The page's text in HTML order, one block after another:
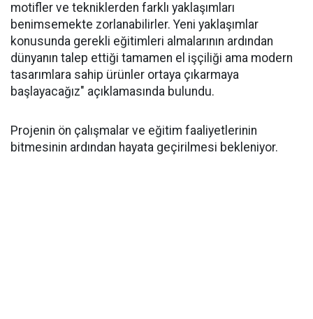
motifler ve tekniklerden farklı yaklaşımları
benimsemekte zorlanabilirler. Yeni yaklaşımlar
konusunda gerekli eğitimleri almalarının ardından
dünyanın talep ettiği tamamen el işçiliği ama modern
tasarımlara sahip ürünler ortaya çıkarmaya
başlayacağız" açıklamasında bulundu.
Projenin ön çalışmalar ve eğitim faaliyetlerinin
bitmesinin ardından hayata geçirilmesi bekleniyor.